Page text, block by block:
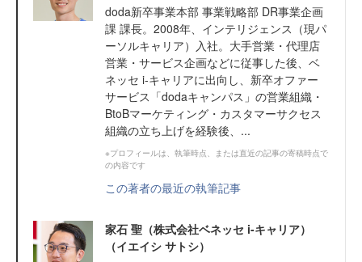
doda新卒事業本部 事業戦略部 DR事業企画
課 課長。2008年、インテリジェンス（現パ
ーソルキャリア）入社。大手営業・代理店
営業・サービス企画などに従事した後、ベ
ネッセ i-キャリアに出向し、新卒オファー
サービス「dodaキャンパス」の営業組織・
BtoBマーケティング・カスタマーサクセス
組織の立ち上げを経験後、...
※プロフィールは、執筆時点、または直近の記事の寄稿時点で
の内容です
この著者の最近の執筆記事
家石 聖（株式会社ベネッセ i-キャリア）
（イエイシ サトシ）